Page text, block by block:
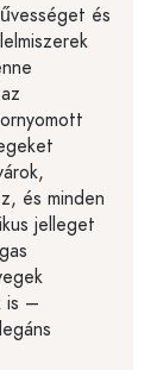
és
és minden
jelleget
is –